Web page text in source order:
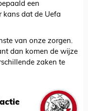
een
kans dat de Uefa
van onze zorgen.
dan komen de wijze
zaken te